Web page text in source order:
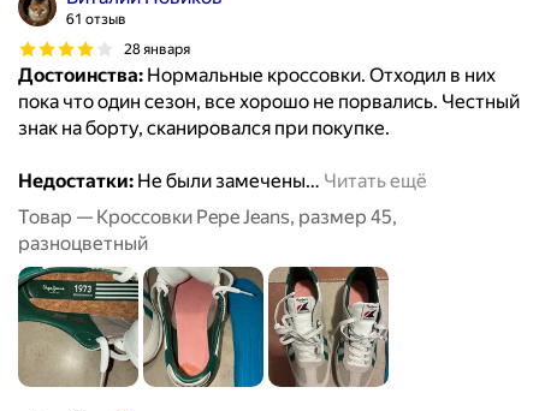
61 отзыв
28 января
Достоинства: Нормальные кроссовки. Отходил в них
пока что один сезон, все хорошо не порвались. Честный
знак на борту, сканировался при покупке.
Недостатки: Не были замечены… Читать ещё
Товар — Кроссовки Pepe Jeans, размер 45,
разноцветный